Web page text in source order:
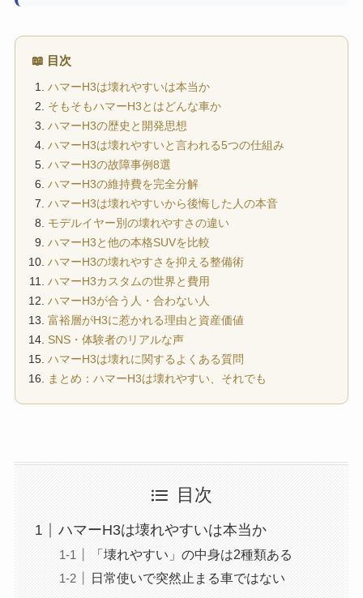
📖 目次
ハマーH3は壊れやすいは本当か
そもそもハマーH3とはどんな車か
ハマーH3の歴史と開発思想
ハマーH3は壊れやすいと言われる5つの仕組み
ハマーH3の故障事例8選
ハマーH3の維持費を完全分解
ハマーH3は壊れやすいから後悔した人の本音
モデルイヤー別の壊れやすさの違い
ハマーH3と他の本格SUVを比較
ハマーH3の壊れやすさを抑える整備術
ハマーH3カスタムの世界と費用
ハマーH3が合う人・合わない人
富裕層がH3に惹かれる理由と資産価値
SNS・体験者のリアルな声
ハマーH3は壊れに関するよくある質問
まとめ：ハマーH3は壊れやすい、それでも
目次
ハマーH3は壊れやすいは本当か
「壊れやすい」の中身は2種類ある
日常使いで突然止まる車ではない